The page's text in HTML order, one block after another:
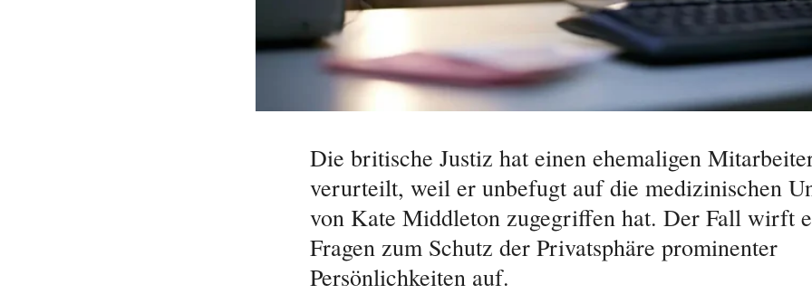
Die britische Justiz hat einen ehemaligen
verurteilt, weil er unbefugt auf die medizinischen
von Kate Middleton zugegriffen hat. Der Fall wirft
Fragen zum Schutz der Privatsphäre prominenter
Persönlichkeiten auf.